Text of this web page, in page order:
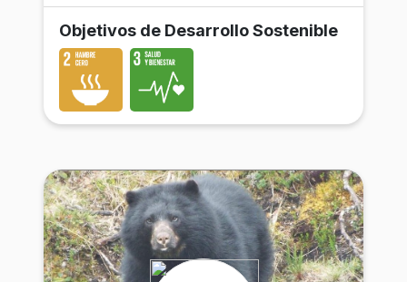
Objetivos de Desarrollo Sostenible